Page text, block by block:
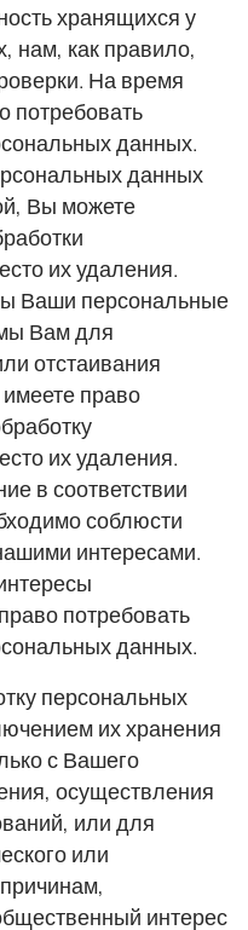
хранящихся у
нам, как правило,
На время
потребовать
данных.
данных
Вы можете
их удаления.
Ваши персональные
Вам для
отстаивания
право
их удаления.
в соответствии
соблюсти
интересами.
потребовать
данных.
персональных
их хранения
с Вашего
осуществления
или для
или
интерес